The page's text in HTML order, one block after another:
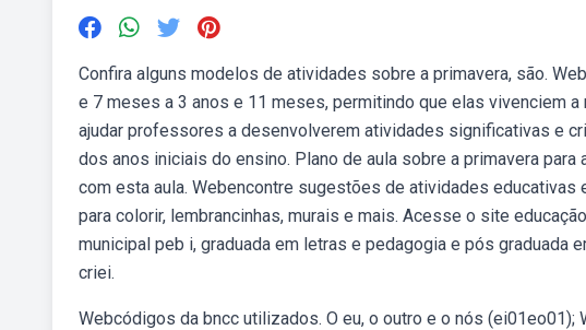
Confira alguns modelos de atividades sobre a primavera, são.
e 7 meses a 3 anos e 11 meses, permitindo que elas vivenciem
ajudar professores a desenvolverem atividades significativas e
dos anos iniciais do ensino. Plano de aula sobre a primavera para
com esta aula. Webencontre sugestões de atividades
para colorir, lembrancinhas, murais e mais. Acesse o site
municipal peb i, graduada em letras e pedagogia e pós graduada
criei.
Webcódigos da bncc utilizados. O eu, o outro e o nós